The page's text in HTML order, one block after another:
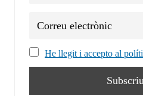
He llegit i accepto al